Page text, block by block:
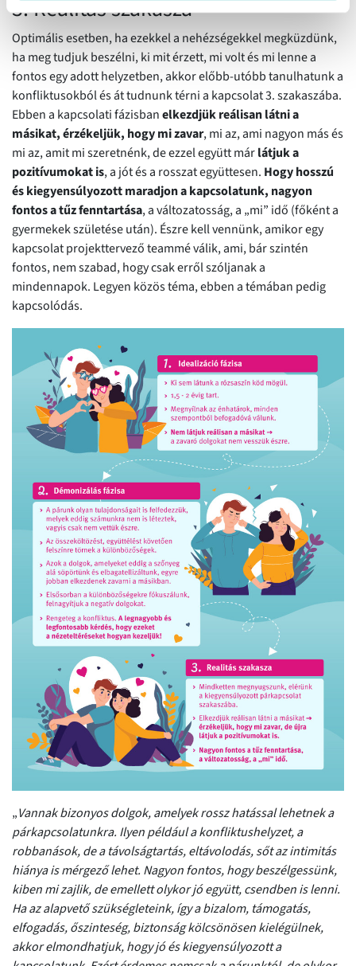
3. Realitás szakasza
Optimális esetben, ha ezekkel a nehézségekkel megküzdünk,
ha meg tudjuk beszélni, ki mit érzett, mi volt és mi lenne a
fontos egy adott helyzetben, akkor előbb-utóbb tanulhatunk a
konfliktusokból és át tudnunk térni a kapcsolat 3. szakaszába.
Ebben a kapcsolati fázisbanelkezdjük reálisan látni a
másikat, érzékeljük, hogy mi zavar, mi az, ami nagyon más és
mi az, amit mi szeretnénk, de ezzel együtt márlátjuk a
pozitívumokat is, a jót és a rosszat együttesen. Hogy hosszú
és kiegyensúlyozott maradjon a kapcsolatunk, nagyon
fontos a tűz fenntartása, a változatosság, a „mi” idő (főként a
gyermekek születése után). Észre kell vennünk, amikor egy
kapcsolat projekttervező teammé válik, ami, bár szintén
fontos, nem szabad, hogy csak erről szóljanak a
mindennapok. Legyen közös téma, ebben a témában pedig
kapcsolódás.
„Vannak bizonyos dolgok, amelyek rossz hatással lehetnek a
párkapcsolatunkra. Ilyen például a konfliktushelyzet, a
robbanások, de a távolságtartás, eltávolodás, sőt az intimitás
hiánya is mérgező lehet. Nagyon fontos, hogy beszélgessünk,
kiben mi zajlik, de emellett olykor jó együtt, csendben is lenni.
Ha az alapvető szükségleteink, így a bizalom, támogatás,
elfogadás, őszinteség, biztonság kölcsönösen kielégülnek,
akkor elmondhatjuk, hogy jó és kiegyensúlyozott a